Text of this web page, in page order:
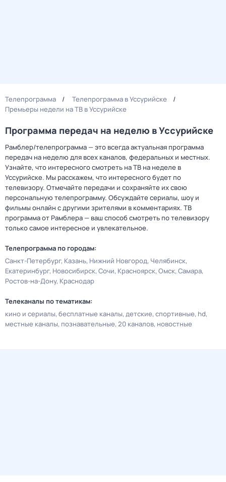
Телепрограмма
Телепрограмма в Уссурийске
Премьеры недели на ТВ в Уссурийске
Программа передач на неделю в Уссурийске
Рамблер/телепрограмма — это всегда актуальная программа
передач на неделю для всех каналов, федеральных и местных.
Узнайте, что интересного смотреть на ТВ на неделе в
Уссурийске. Мы расскажем, что интересного будет по
телевизору. Отмечайте передачи и сохраняйте их свою
персональную телепрограмму. Обсуждайте сериалы, шоу и
фильмы онлайн с другими зрителями в комментариях. ТВ
программа от Рамблера — ваш способ смотреть по телевизору
только самое интересное и увлекательное.
Телепрограмма по городам:
Санкт-Петербург Казань Нижний Новгород Челябинск
Екатеринбург Новосибирск Сочи Красноярск Омск Самара
Ростов-на-Дону Краснодар
Телеканалы по тематикам:
кино и сериалы бесплатные каналы детские спортивные hd
местные каналы познавательные 20 каналов новостные